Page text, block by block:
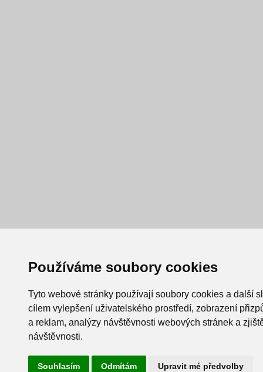
Používáme soubory cookies
Tyto webové stránky používají soubory cookies a další
cílem vylepšení uživatelského prostředí, zobrazení
a reklam, analýzy návštěvnosti webových stránek a
návštěvnosti.
Souhlasím Odmítám Upravit mé předvolby